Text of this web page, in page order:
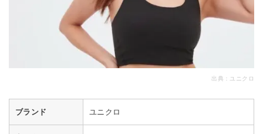
出典： ユニクロ
ブランド ユニクロ